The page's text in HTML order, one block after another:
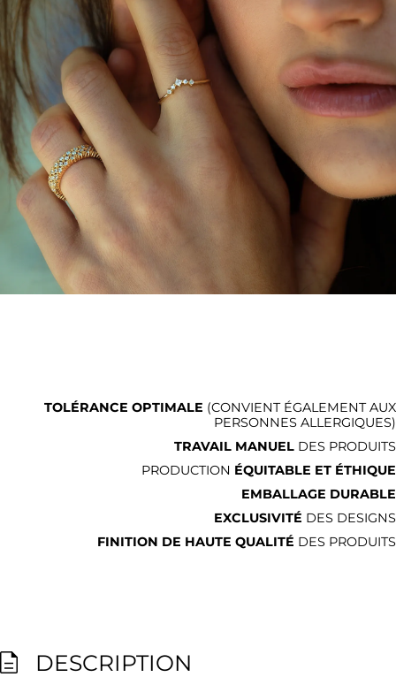
TOLÉRANCE OPTIMALE (CONVIENT ÉGALEMENT AUX
PERSONNES ALLERGIQUES)
TRAVAIL MANUEL DES PRODUITS
PRODUCTION ÉQUITABLE ET ÉTHIQUE
EMBALLAGE DURABLE
EXCLUSIVITÉ DES DESIGNS
FINITION DE HAUTE QUALITÉ DES PRODUITS
DESCRIPTION